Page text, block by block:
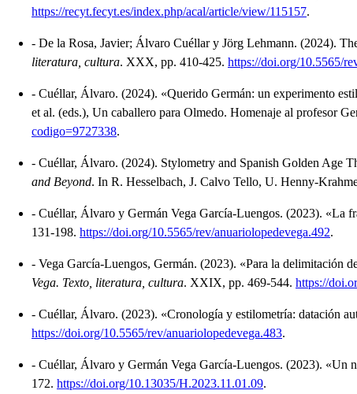
https://recyt.fecyt.es/index.php/acal/article/view/115157.
- De la Rosa, Javier; Álvaro Cuéllar y Jörg Lehmann. (2024).
literatura, cultura. XXX, pp. 410-425. https://doi.org/10.5565/
- Cuéllar, Álvaro. (2024). «Querido Germán: un experimento
et al. (eds.), Un caballero para Olmedo. Homenaje al profesor
codigo=9727338.
- Cuéllar, Álvaro. (2024). Stylometry and Spanish Golden Age
and Beyond. In R. Hesselbach, J. Calvo Tello, U. Henny-
- Cuéllar, Álvaro y Germán Vega García-Luengos. (2023). «La
131-198. https://doi.org/10.5565/rev/anuariolopedevega.492.
- Vega García-Luengos, Germán. (2023). «Para la delimitación
Vega. Texto, literatura, cultura. XXIX, pp. 469-544. https://
- Cuéllar, Álvaro. (2023). «Cronología y estilometría: datación
https://doi.org/10.5565/rev/anuariolopedevega.483.
- Cuéllar, Álvaro y Germán Vega García-Luengos. (2023). «Un
172. https://doi.org/10.13035/H.2023.11.01.09.